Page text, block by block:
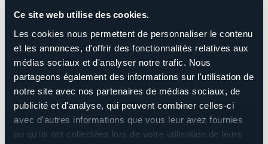
Ce site web utilise des cookies.
Les cookies nous permettent de personnaliser le contenu
et les annonces, d'offrir des fonctionnalités relatives aux
médias sociaux et d'analyser notre trafic. Nous
partageons également des informations sur l'utilisation de
notre site avec nos partenaires de médias sociaux, de
publicité et d'analyse, qui peuvent combiner celles-ci
avec d'autres informations que vous leur avez fournies
ou qu'ils ont collectées lors de votre utilisation de leurs
trascorrere momenti di gioco e svago in compagnia degli
Viaggio dal Villaggio di Natale al Mulino con speciale
carrozza trainata da cavalli (incluso nel biglietto).
Per l'ingresso al Mulino è obbligatoria la prenotazione al +39
347 9175820.
Alle 17.30 ci sarà l'arrivo di Babbo Natale presso Piazza
davanti alla chiesa parrocchiale con i canti dei bambini
dell'Asilo infantile vanzonese, la cerimonia di accensione
dell'albero e lo scambio degli auguri accompagnato da vin